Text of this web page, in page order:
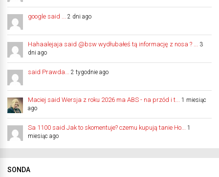
google said ... 2 dni ago
Hahaalejaja said @bsw wydłubałeś tą informację z nosa ? ...
3
dni ago
said Prawda... 2 tygodnie ago
Maciej said Wersja z roku 2026 ma ABS - na przód i t...
1 miesiąc
ago
Sa 1100 said Jak to skomentuje? czemu kupują tanie Ho...
1
miesiąc ago
SONDA